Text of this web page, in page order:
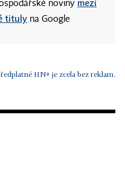
noviny mezi
tituly na Google
HN+ je zcela bez reklam.